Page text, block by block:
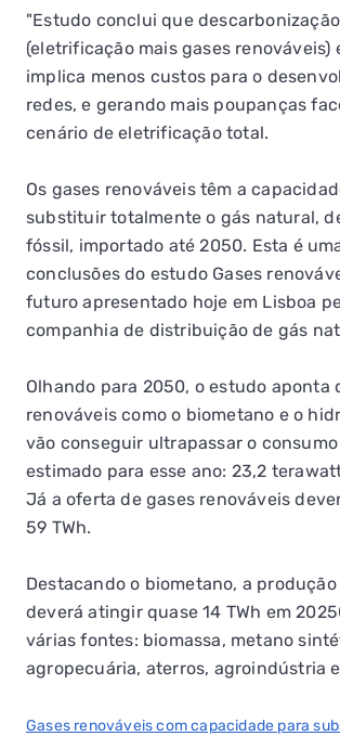
"Estudo conclui que
(eletrificação mais gases renováveis)
implica menos custos para o
redes, e gerando mais poupanças
cenário de eletrificação total.
Os gases renováveis têm a
substituir totalmente o gás natural,
fóssil, importado até 2050. Esta é
conclusões do estudo Gases
futuro apresentado hoje em Lisboa
companhia de distribuição de gás
Olhando para 2050, o estudo aponta
renováveis como o biometano e o
vão conseguir ultrapassar o
estimado para esse ano: 23,2
Já a oferta de gases renováveis
59 TWh.
Destacando o biometano, a
deverá atingir quase 14 TWh em
várias fontes: biomassa, metano
agropecuária, aterros, agroindústria e
Gases renováveis com capacidade para